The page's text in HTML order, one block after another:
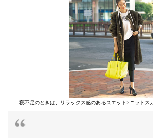
寝不足のときは、リラックス感のあるスエット×ニットス